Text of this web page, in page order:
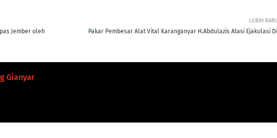
LEBIH
Pakar Pembesar Alat Vital Karanganyar H.Abdulazis Atasi Ejakulasi
Jember oleh
Gianyar